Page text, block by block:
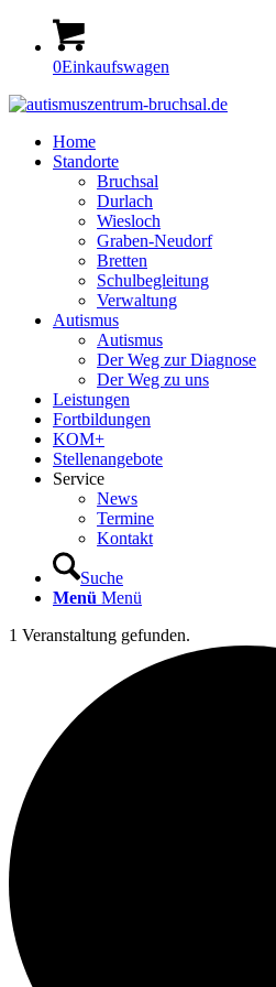
0Einkaufswagen
Home
Standorte
Bruchsal
Durlach
Wiesloch
Graben-Neudorf
Bretten
Schulbegleitung
Verwaltung
Autismus
Autismus
Der Weg zur Diagnose
Der Weg zu uns
Leistungen
Fortbildungen
KOM+
Stellenangebote
Service
News
Termine
Kontakt
Suche
Menü Menü
1 Veranstaltung gefunden.